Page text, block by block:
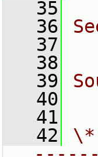
   35
   36
   37
   38
   39
   40
   41
   42